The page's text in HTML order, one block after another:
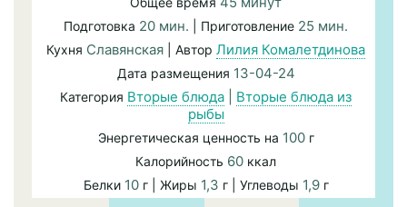
Подготовка 20 мин. | Приготовление 25 мин.
Кухня Славянская | Автор Лилия Комалетдинова
Дата размещения 13-04-24
Категория Вторые блюда
Вторые блюда из
рыбы
Энергетическая ценность на 100г
Калорийность 60 ккал
Белки 10г | Жиры 1,3 г | Углеводы 1,9г